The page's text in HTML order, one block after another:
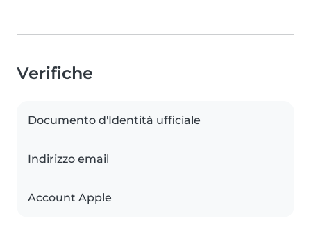
Verifiche
Documento d'Identità ufficiale
Indirizzo email
Account Apple